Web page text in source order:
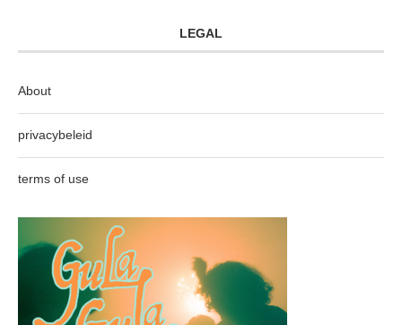
LEGAL
About
privacybeleid
terms of use